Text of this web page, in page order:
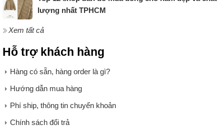
lượng nhất TPHCM
Xem tất cả
Hỗ trợ khách hàng
Hàng có sẵn, hàng order là gì?
Hướng dẫn mua hàng
Phí ship, thông tin chuyển khoản
Chính sách đổi trả